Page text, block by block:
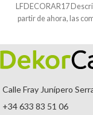
LFDECORAR17
partir de ahora, las
Calle Fray Junípero
+34 633 83 51 06